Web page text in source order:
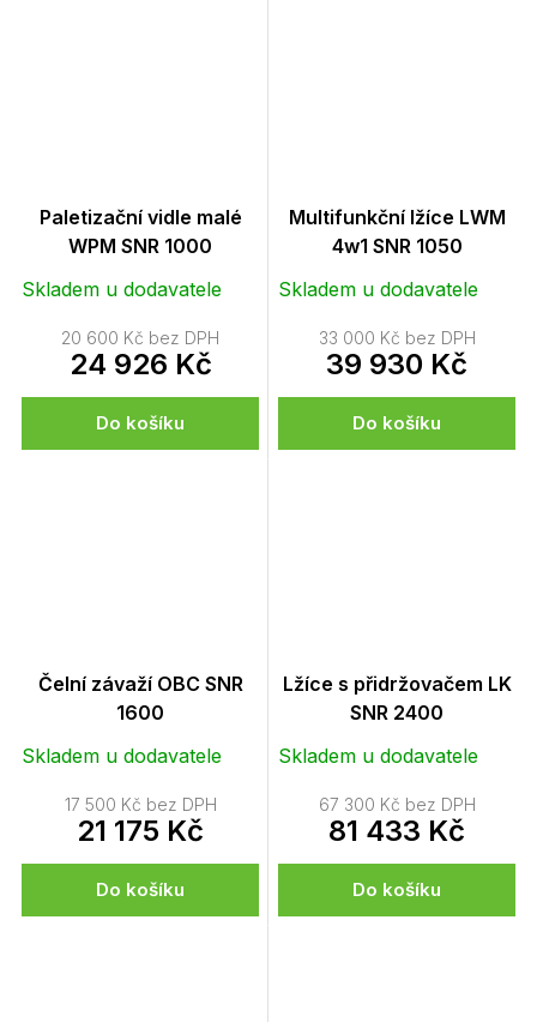
Paletizační vidle malé
WPM SNR 1000
Skladem u dodavatele
20 600 Kč bez DPH
24 926 Kč
Do košíku
Multifunkční lžíce LWM
4w1 SNR 1050
Skladem u dodavatele
33 000 Kč bez DPH
39 930 Kč
Do košíku
Čelní závaží OBC SNR
1600
Skladem u dodavatele
17 500 Kč bez DPH
21 175 Kč
Do košíku
Lžíce s přidržovačem LK
SNR 2400
Skladem u dodavatele
67 300 Kč bez DPH
81 433 Kč
Do košíku